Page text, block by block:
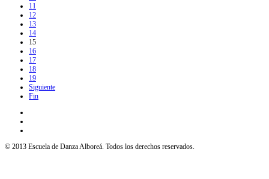
11
12
13
14
15
16
17
18
19
Siguiente
Fin
© 2013 Escuela de Danza Alboreá. Todos los derechos reservados.